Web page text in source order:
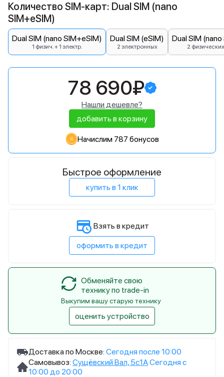
Доставка по Москве: Сегодня после 10:00
Самовывоз: Сущёвский Вал, 5с1АСегодня с
10:00 до 20:00
Количество SIM-карт: Dual SIM (nano
SIM+eSIM)
Dual SIM (nano SIM+eSIM)
1 физич. + 1 электр.
Dual SIM (eSIM)
2 электронных
Dual SIM
2 физических
78 690₽
Нашли дешевле?
добавить в корзину
Начислим 787 бонусов
Быстрое оформление
купить в 1 клик
Взять в кредит
оформить в кредит
Обменяйте свою
технику по trade-in
Выкупим вашу старую технику
оценить устройство